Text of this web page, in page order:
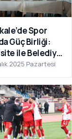
Spor
Güç Birliği:
ile Belediye
İş Birliği Yaptı
2025 Pazartesi